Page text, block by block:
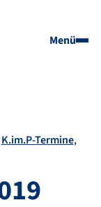
Menü
K.im.P-Termine